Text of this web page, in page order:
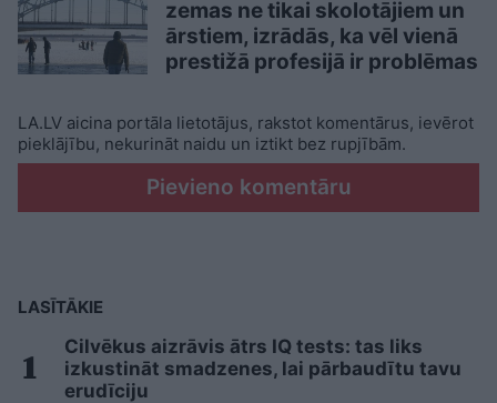
zemas ne tikai skolotājiem un
ārstiem, izrādās, ka vēl vienā
prestižā profesijā ir problēmas
LA.LV aicina portāla lietotājus, rakstot komentārus, ievērot
pieklājību, nekurināt naidu un iztikt bez rupjībām.
Pievieno komentāru
LASĪTĀKIE
Cilvēkus aizrāvis ātrs IQ tests: tas liks
izkustināt smadzenes, lai pārbaudītu tavu
erudīciju